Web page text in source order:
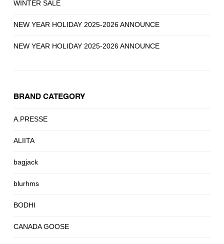
WINTER SALE
NEW YEAR HOLIDAY 2025-2026 ANNOUNCE
NEW YEAR HOLIDAY 2025-2026 ANNOUNCE
BRAND CATEGORY
A.PRESSE
ALIITA
bagjack
blurhms
BODHI
CANADA GOOSE